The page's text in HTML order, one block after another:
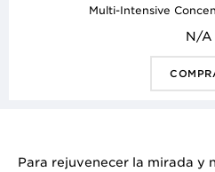
Multi-Intensive
N/A
Para rejuvenecer la mirada y